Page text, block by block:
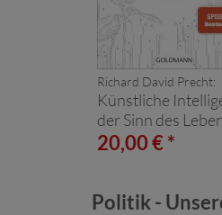
Richard David Precht:
Künstliche
der Sinn des
20,00 € *
Politik -